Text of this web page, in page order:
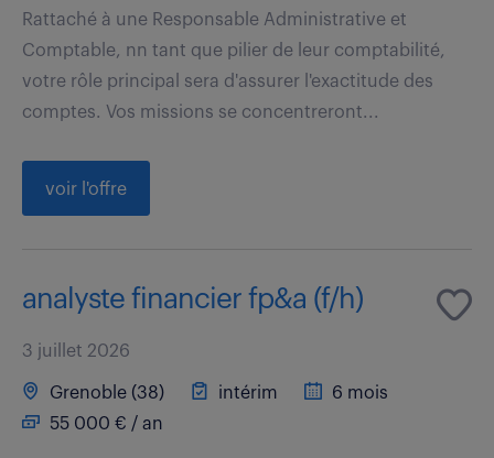
Rattaché à une Responsable Administrative et
Comptable, nn tant que pilier de leur comptabilité,
votre rôle principal sera d'assurer l'exactitude des
comptes. Vos missions se concentreront...
voir l'offre
analyste financier fp&a (f/h)
3 juillet 2026
Grenoble (38) intérim
6 mois
55 000 € / an